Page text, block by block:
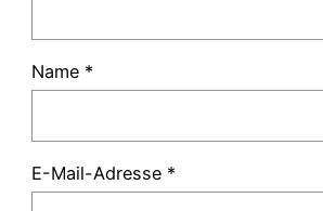
Name *
E-Mail-Adresse *